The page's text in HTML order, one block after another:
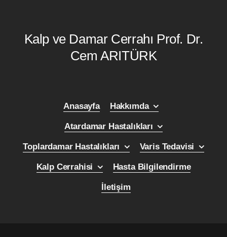
Kalp ve Damar Cerrahı Prof. Dr.
Cem ARITÜRK
Anasayfa Hakkımda
Atardamar Hastalıkları
Toplardamar Hastalıkları Varis Tedavisi
Kalp Cerrahisi Hasta Bilgilendirme
İletişim